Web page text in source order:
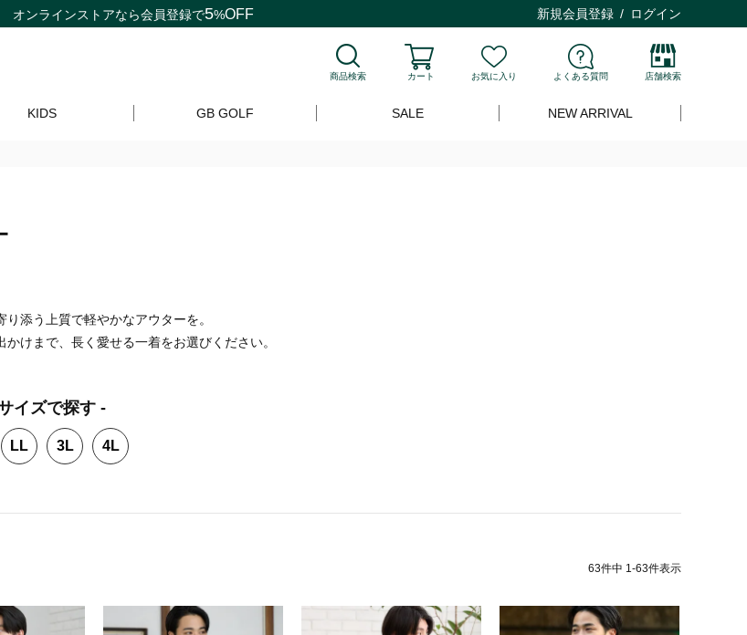
オンラインストアなら会員登録で5%OFF 新規会員登録 ログイン
商品検索 カート お気に入り よくある質問 店舗検索
KIDS GB GOLF SALE NEW ARRIVAL
り添う上質で軽やかなアウターを。
かけまで、長く愛せる一着をお選びください。
イズで探す -
LL 3L 4L
63件中 1-63件表示